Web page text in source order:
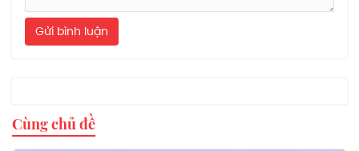
Gửi bình luận
Cùng chủ đề